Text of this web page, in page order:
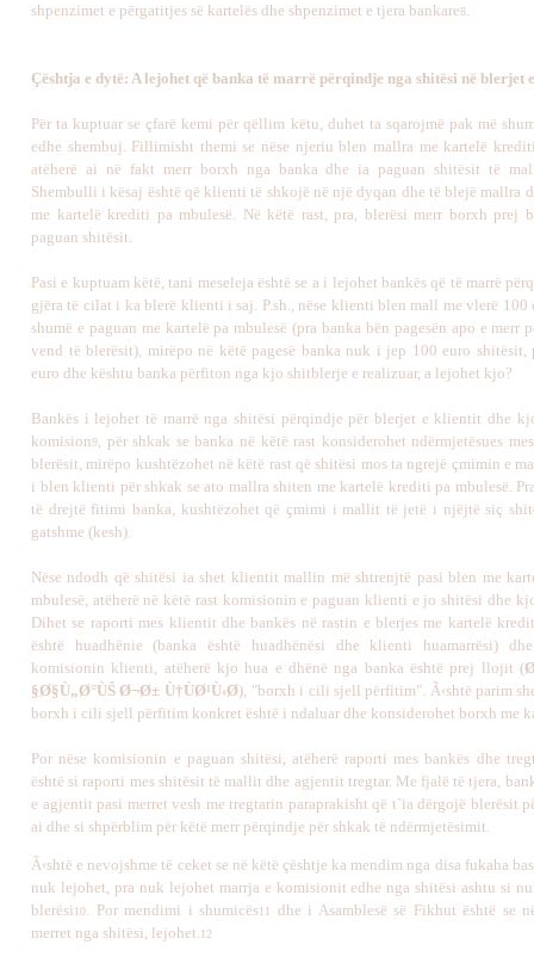
shpenzimet e përgatitjes së kartelës dhe shpenzimet e tjera bankare8.
Çështja e dytë: A lejohet që banka të marrë përqindje nga shitësi në blerjet
Për ta kuptuar se çfarë kemi për qëllim këtu, duhet ta sqarojmë pak më
edhe shembuj. Fillimisht themi se nëse njeriu blen mallra me kartelë
atëherë ai në fakt merr borxh nga banka dhe ia paguan shitësit të
Shembulli i kësaj është që klienti të shkojë në një dyqan dhe të blejë mallra
me kartelë krediti pa mbulesë. Në këtë rast, pra, blerësi merr borxh prej
paguan shitësit.
Pasi e kuptuam këtë, tani meseleja është se a i lejohet bankës që të marrë
gjëra të cilat i ka blerë klienti i saj. P.sh., nëse klienti blen mall me vlerë 100
shumë e paguan me kartelë pa mbulesë (pra banka bën pagesën apo e merr
vend të blerësit), mirëpo në këtë pagesë banka nuk i jep 100 euro shitësit,
euro dhe kështu banka përfiton nga kjo shitblerje e realizuar, a lejohet kjo?
Bankës i lejohet të marrë nga shitësi përqindje për blerjet e klientit dhe
komision9, për shkak se banka në këtë rast konsiderohet ndërmjetësues
blerësit, mirëpo kushtëzohet në këtë rast që shitësi mos ta ngrejë çmimin e
i blen klienti për shkak se ato mallra shiten me kartelë krediti pa mbulesë.
të drejtë fitimi banka, kushtëzohet që çmimi i mallit të jetë i njëjtë siç
gatshme (kesh).
Nëse ndodh që shitësi ia shet klientit mallin më shtrenjtë pasi blen me
mbulesë, atëherë në këtë rast komisionin e paguan klienti e jo shitësi dhe
Dihet se raporti mes klientit dhe bankës në rastin e blerjes me kartelë
është huadhënie (banka është huadhënësi dhe klienti huamarrësi)
komisionin klienti, atëherë kjo hua e dhënë nga banka është prej llojit (
Ø§Ù„Ø°ÙŠ Ø¬Ø± Ù†ÙØ¹Ù‹Ø§), "borxh i cili sjell përfitim". Ã‹shtë parim
borxh i cili sjell përfitim konkret është i ndaluar dhe konsiderohet borxh me
Por nëse komisionin e paguan shitësi, atëherë raporti mes bankës dhe
është si raporti mes shitësit të mallit dhe agjentit tregtar. Me fjalë të tjera,
e agjentit pasi merret vesh me tregtarin paraprakisht që t`ia dërgojë blerësit
ai dhe si shpërblim për këtë merr përqindje për shkak të ndërmjetësimit.
Ã‹shtë e nevojshme të ceket se në këtë çështje ka mendim nga disa fukaha
nuk lejohet, pra nuk lejohet marrja e komisionit edhe nga shitësi ashtu si
blerësi10. Por mendimi i shumicës11
dhe i Asamblesë së Fikhut është se
merret nga shitësi, lejohet.12